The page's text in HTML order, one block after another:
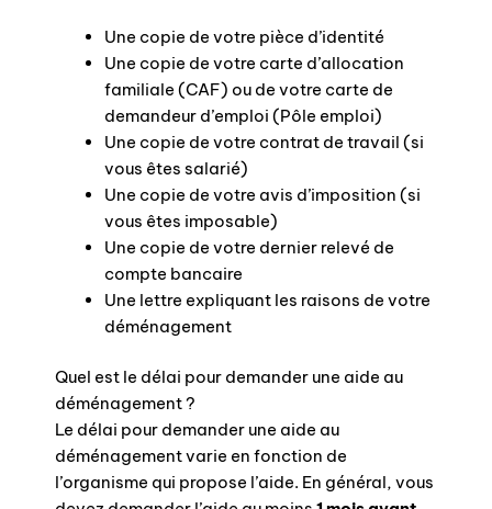
Une copie de votre pièce d’identité
Une copie de votre carte d’allocation
familiale (CAF) ou de votre carte de
demandeur d’emploi (Pôle emploi)
Une copie de votre contrat de travail (si
vous êtes salarié)
Une copie de votre avis d’imposition (si
vous êtes imposable)
Une copie de votre dernier relevé de
compte bancaire
Une lettre expliquant les raisons de votre
déménagement
Quel est le délai pour demander une aide au
déménagement ?
Le délai pour demander une aide au
déménagement varie en fonction de
l’organisme qui propose l’aide. En général, vous